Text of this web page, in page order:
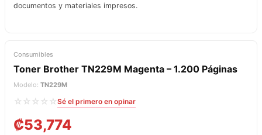
documentos y materiales impresos.
Consumibles
Toner Brother TN229M Magenta – 1.200 Páginas
Modelo: TN229M
☆☆☆☆☆Sé el primero en opinar
₡53,774